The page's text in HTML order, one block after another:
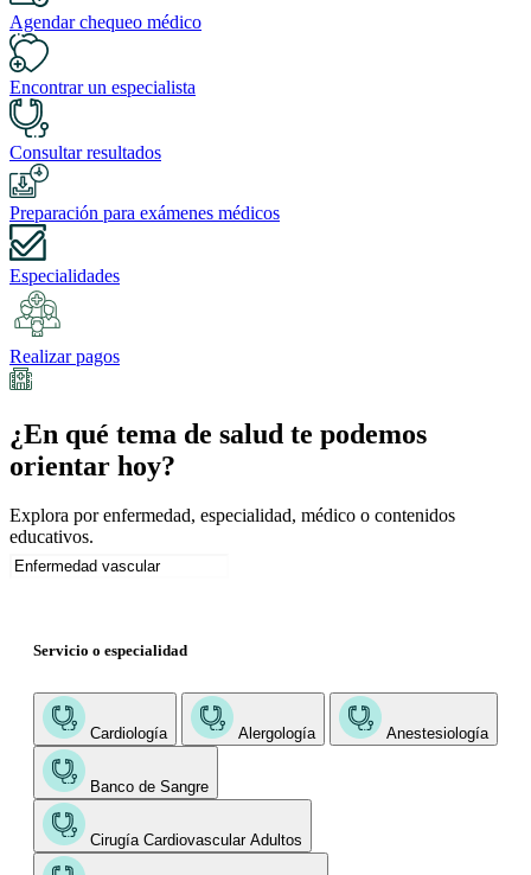
Agendar chequeo médico
Encontrar un especialista
Consultar resultados
Preparación para exámenes médicos
Especialidades
Realizar pagos
¿En qué tema de salud te podemos
orientar hoy?
Explora por enfermedad, especialidad, médico o contenidos
educativos.
Servicio o especialidad
Cardiología Alergología Anestesiología
Banco de Sangre
Cirugía Cardiovascular Adultos